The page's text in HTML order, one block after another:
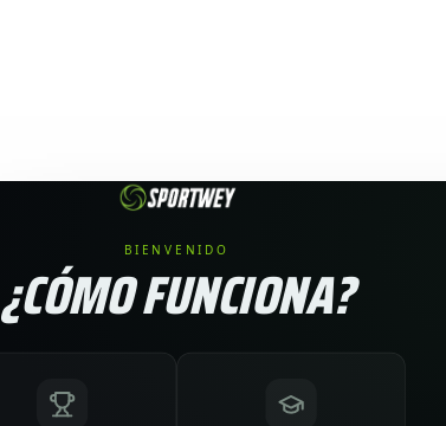
BIENVENIDO
¿CÓMO FUNCIONA?